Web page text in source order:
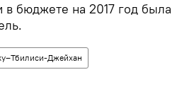
в бюджете на 2017 год была
Джейхан